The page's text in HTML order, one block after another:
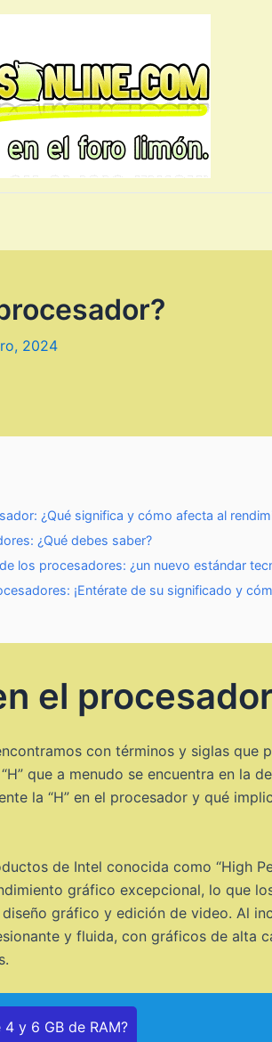
2024
¿Qué significa y cómo afecta al
¿Qué debes saber?
los procesadores: ¿un nuevo estándar
¡Entérate de su significado y
el
con términos y siglas que
que a menudo se encuentra en la
la “H” en el procesador y qué
de Intel conocida como “High
gráfico excepcional, lo que
gráfico y edición de video. Al
y fluida, con gráficos de alta
y 6 GB de RAM?